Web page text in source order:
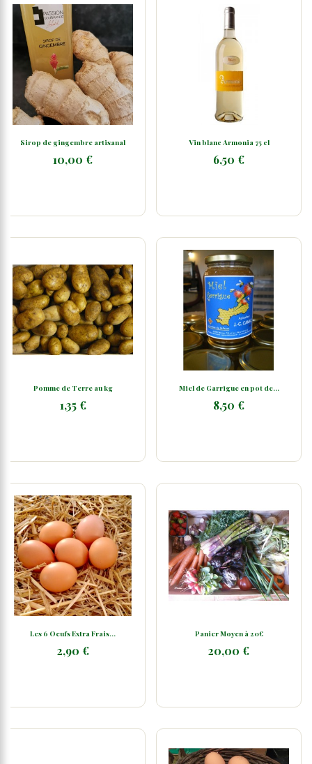
Sirop de gingembre artisanal
10,00 €
Vin blanc Armonia 75 cl
6,50 €
Pomme de Terre au kg
1,35 €
Miel de Garrigue en pot de...
8,50 €
Les 6 Oeufs Extra Frais...
2,90 €
Panier Moyen à 20€
20,00 €